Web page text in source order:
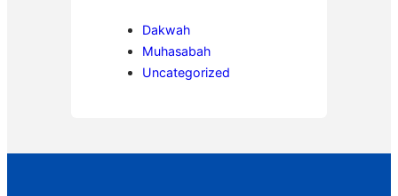
Dakwah
Muhasabah
Uncategorized